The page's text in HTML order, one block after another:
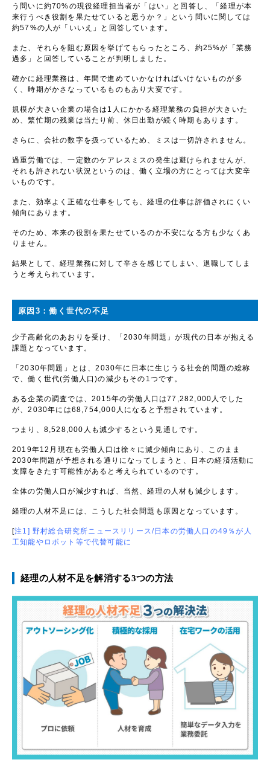
う問いに約70%の現役経理担当者が「はい」と回答し、「経理が本
来行うべき役割を果たせていると思うか？」という問いに関しては
約57%の人が「いいえ」と回答しています。
また、それらを阻む原因を挙げてもらったところ、約25%が「業務
過多」と回答していることが判明しました。
確かに経理業務は、年間で進めていかなければいけないものが多
く、時期がかさなっているものもあり大変です。
規模が大きい企業の場合は1人にかかる経理業務の負担が大きいた
め、繁忙期の残業は当たり前、休日出勤が続く時期もあります。
さらに、会社の数字を扱っているため、ミスは一切許されません。
過重労働では、一定数のケアレスミスの発生は避けられませんが、
それも許されない状況というのは、働く立場の方にとっては大変辛
いものです。
また、効率よく正確な仕事をしても、経理の仕事は評価されにくい
傾向にあります。
そのため、本来の役割を果たせているのか不安になる方も少なくあ
りません。
結果として、経理業務に対して辛さを感じてしまい、退職してしま
うと考えられています。
原因3：働く世代の不足
少子高齢化のあおりを受け、「2030年問題」が現代の日本が抱える
課題となっています。
「2030年問題」とは、2030年に日本に生じうる社会的問題の総称
で、働く世代(労働人口)の減少もその1つです。
ある企業の調査では、2015年の労働人口は77,282,000人でした
が、2030年には68,754,000人になると予想されています。
つまり、8,528,000人も減少するという見通しです。
2019年12月現在も労働人口は徐々に減少傾向にあり、このまま
2030年問題が予想される通りになってしまうと、日本の経済活動に
支障をきたす可能性があると考えられているのです。
全体の労働人口が減少すれば、当然、経理の人材も減少します。
経理の人材不足には、こうした社会問題も原因となっています。
[注1] 野村総合研究所ニュースリリース/日本の労働人口の49％が人
工知能やロボット等で代替可能に
経理の人材不足を解消する3つの方法